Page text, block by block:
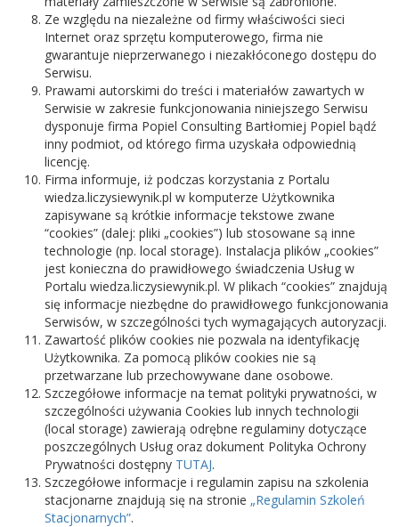
Ze względu na niezależne od firmy właściwości sieci
Internet oraz sprzętu komputerowego, firma nie
gwarantuje nieprzerwanego i niezakłóconego dostępu do
Serwisu.
Prawami autorskimi do treści i materiałów zawartych w
Serwisie w zakresie funkcjonowania niniejszego Serwisu
dysponuje firma Popiel Consulting Bartłomiej Popiel bądź
inny podmiot, od którego firma uzyskała odpowiednią
licencję.
Firma informuje, iż podczas korzystania z Portalu
wiedza.liczysiewynik.pl w komputerze Użytkownika
zapisywane są krótkie informacje tekstowe zwane
“cookies” (dalej: pliki „cookies”) lub stosowane są inne
technologie (np. local storage). Instalacja plików „cookies”
jest konieczna do prawidłowego świadczenia Usług w
Portalu wiedza.liczysiewynik.pl. W plikach “cookies” znajdują
się informacje niezbędne do prawidłowego funkcjonowania
Serwisów, w szczególności tych wymagających autoryzacji.
Zawartość plików cookies nie pozwala na identyfikację
Użytkownika. Za pomocą plików cookies nie są
przetwarzane lub przechowywane dane osobowe.
Szczegółowe informacje na temat polityki prywatności, w
szczególności używania Cookies lub innych technologii
(local storage) zawierają odrębne regulaminy dotyczące
poszczególnych Usług oraz dokument Polityka Ochrony
Prywatności dostępny TUTAJ.
Szczegółowe informacje i regulamin zapisu na szkolenia
stacjonarne znajdują się na stronie „Regulamin Szkoleń
Stacjonarnych”.